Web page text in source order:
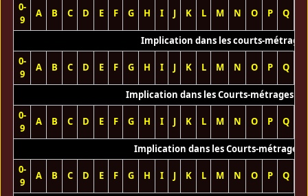
0-
9
A B C D E F G H I J K L M N O P Q
Implication dans les courts-métrages
0-
9
A B C D E F G H I J K L M N O P Q
Implication dans les Courts-métrages
0-
9
A B C D E F G H I J K L M N O P Q
Implication dans les Courts-métrages
0-
9
A B C D E F G H I J K L M N O P Q